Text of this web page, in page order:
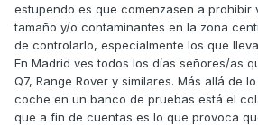
estupendo es que comenzasen a prohibir
tamaño y/o contaminantes en la zona
de controlarlo, especialmente los que
En Madrid ves todos los días señores/as
Q7, Range Rover y similares. Más allá de
coche en un banco de pruebas está el
que a fin de cuentas es lo que provoca